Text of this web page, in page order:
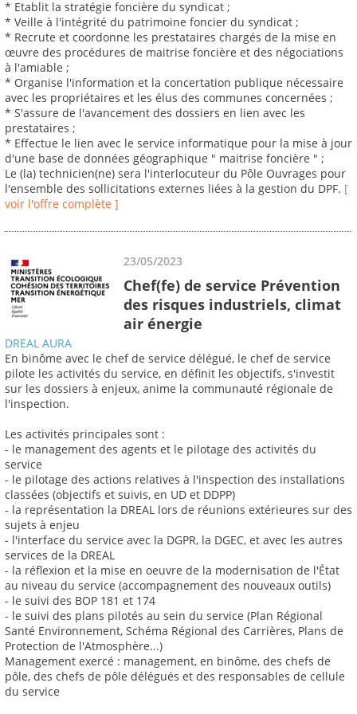
* Etablit la stratégie foncière du syndicat ;
* Veille à l'intégrité du patrimoine foncier du syndicat ;
* Recrute et coordonne les prestataires chargés de la mise en
œuvre des procédures de maitrise foncière et des négociations
à l'amiable ;
* Organise l'information et la concertation publique nécessaire
avec les propriétaires et les élus des communes concernées ;
* S'assure de l'avancement des dossiers en lien avec les
prestataires ;
* Effectue le lien avec le service informatique pour la mise à jour
d'une base de données géographique " maitrise foncière " ;
Le (la) technicien(ne) sera l'interlocuteur du Pôle Ouvrages pour
l'ensemble des sollicitations externes liées à la gestion du DPF. [
voir l'offre complète ]
23/05/2023
Chef(fe) de service Prévention
des risques industriels, climat
air énergie
DREAL AURA
En binôme avec le chef de service délégué, le chef de service
pilote les activités du service, en définit les objectifs, s'investit
sur les dossiers à enjeux, anime la communauté régionale de
l'inspection.
Les activités principales sont :
- le management des agents et le pilotage des activités du
service
- le pilotage des actions relatives à l'inspection des installations
classées (objectifs et suivis, en UD et DDPP)
- la représentation la DREAL lors de réunions extérieures sur des
sujets à enjeu
- l'interface du service avec la DGPR, la DGEC, et avec les autres
services de la DREAL
- la réflexion et la mise en oeuvre de la modernisation de l'État
au niveau du service (accompagnement des nouveaux outils)
- le suivi des BOP 181 et 174
- le suivi des plans pilotés au sein du service (Plan Régional
Santé Environnement, Schéma Régional des Carrières, Plans de
Protection de l'Atmosphère...)
Management exercé : management, en binôme, des chefs de
pôle, des chefs de pôle délégués et des responsables de cellule
du service